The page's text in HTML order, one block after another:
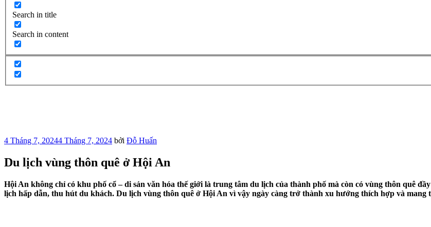
Search in title
Search in content
Đăng
4 Tháng 7, 20244 Tháng 7, 2024 bởi Đỗ Huấn
Du lịch vùng thôn quê ở Hội An
Hội An không chỉ có khu phố cổ – di sản văn hóa thế giới là trung tâm du lịch của thành phố mà còn có vùng thôn quê
lịch hấp dẫn, thu hút du khách. Du lịch vùng thôn quê ở Hội An vì vậy ngày càng trở thành xu hướng thích hợp và mang